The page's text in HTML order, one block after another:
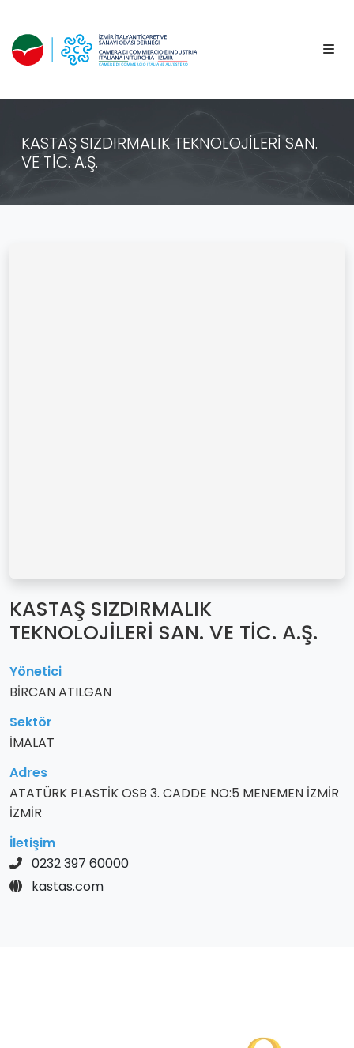
KASTAŞ SIZDIRMALIK TEKNOLOJİLERİ SAN.
VE TİC. A.Ş.
KASTAŞ SIZDIRMALIK
TEKNOLOJİLERİ SAN. VE TİC. A.Ş.
Yönetici
BİRCAN ATILGAN
Sektör
İMALAT
Adres
ATATÜRK PLASTİK OSB 3. CADDE NO:5 MENEMEN İZMİR
İZMİR
İletişim
0232 397 60000
kastas.com